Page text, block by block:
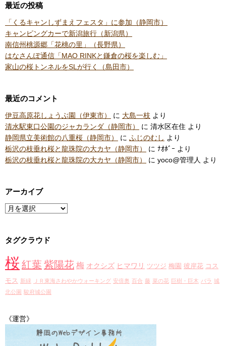
最近の投稿
「くるキャンしずまえフェスタ」に参加（静岡市）
キャンピングカーで新潟旅行（新潟県）
南信州桃源郷「花桃の里」（長野県）
はなさんぽ通信「MAO RINKと鎌倉の桜を楽しむ」
家山の桜トンネルをSLが行く（島田市）
最近のコメント
伊豆高原花しょうぶ園（伊東市） に 大島一枝 より
清水駅東口公園のジャカランダ（静岡市）
に 清水区在住 より
静岡県立美術館の八重桜（静岡市）
に ふじのむし より
栃沢の枝垂れ桜と龍珠院の大カヤ（静岡市）
に ﾅｵﾎﾞｰ より
栃沢の枝垂れ桜と龍珠院の大カヤ（静岡市）
に yoco@管理人 より
アーカイブ
ア
イ
タグクラウド
桜 紅葉 紫陽花 梅 オクシズ ヒマワリ ツツジ 梅園 彼岸花 コス
モス 新緑 ＪＲ東海さわやかウォーキング 安倍奥 百合 藤 菜の花 巨樹・巨木 バラ 城
北公園 駿府城公園
《運営》